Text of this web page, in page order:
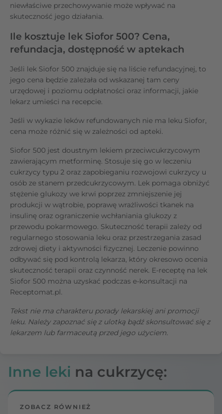
niewłaściwe przechowywanie może wpływać na
skuteczność jego działania.
Ile kosztuje lek Siofor 500? Cena,
refundacja, dostępność w aptekach
Jeśli lek Siofor 500 znajduje się na liście refundacyjnej, to
jego cena będzie zależała od wskazanej tam ceny
urzędowej i poziomu odpłatności oraz informacji, jakie
lekarz umieści na recepcie.
Jeśli w wykazie leków refundowanych nie ma leku Siofor,
cena może różnić się w zależności od apteki.
Siofor 500 jest doustnym lekiem przeciwcukrzycowym
zawierającym metforminę. Stosuje się go w leczeniu
cukrzycy typu 2 oraz zapobieganiu rozwojowi cukrzycy u
osób ze stanem przedcukrzycowym. Lek pomaga obniżyć
stężenie glukozy we krwi poprzez zmniejszenie jej
produkcji w wątrobie, poprawę wrażliwości tkanek na
insulinę oraz ograniczenie wchłaniania glukozy z
przewodu pokarmowego. Skuteczność terapii zależy od
regularnego stosowania leku oraz przestrzegania zasad
zdrowej diety i aktywności fizycznej. Leczenie powinno
odbywać się pod kontrolą lekarza, który okresowo ocenia
skuteczność terapii oraz czynność nerek. E-receptę na lek
Siofor 500 można uzyskać podczas e-konsultacji na
Receptomat.pl.
Tekst nie ma charakteru porady lekarskiej ani promocji
leku. Należy zapoznać się z ulotką bądź skonsultować się z
lekarzem lub farmaceutą przed jego użyciem.
Inne leki na cukrzycę:
ZOBACZ RÓWNIEŻ